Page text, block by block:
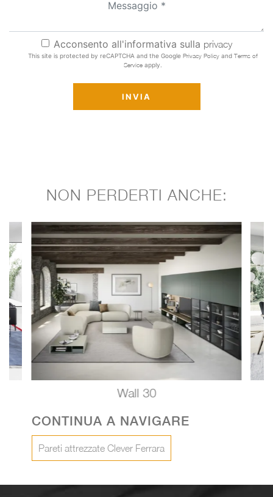
Acconsento all'informativa sulla privacy
This site is protected by reCAPTCHA and the Google Privacy Policyand Terms of
Serviceapply.
INVIA
NON PERDERTI ANCHE:
Wall 30
CONTINUA A NAVIGARE
Pareti attrezzate Clever Ferrara